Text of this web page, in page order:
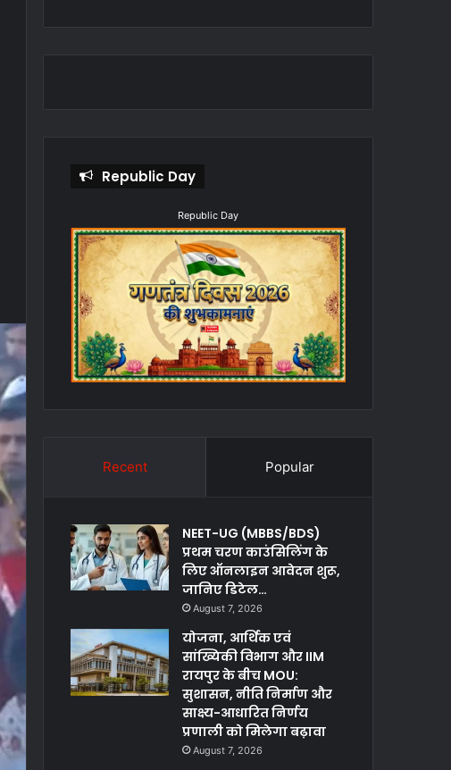
Republic Day
Republic Day
Recent Popular
NEET-UG (MBBS/BDS)
प्रथम चरण काउंसिलिंग के
लिए ऑनलाइन आवेदन शुरू,
जानिए डिटेल…
August 7, 2026
योजना, आर्थिक एवं
सांख्यिकी विभाग और IIM
रायपुर के बीच MOU:
सुशासन, नीति निर्माण और
साक्ष्य-आधारित निर्णय
प्रणाली को मिलेगा बढ़ावा
August 7, 2026